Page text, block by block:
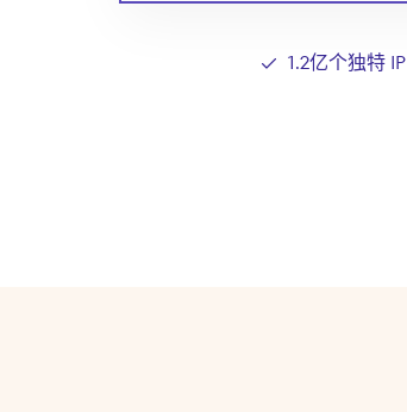
1.2亿个独特 IP